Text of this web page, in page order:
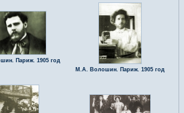
Париж. 1905 год
М.А. Волошин. Париж. 1905 год